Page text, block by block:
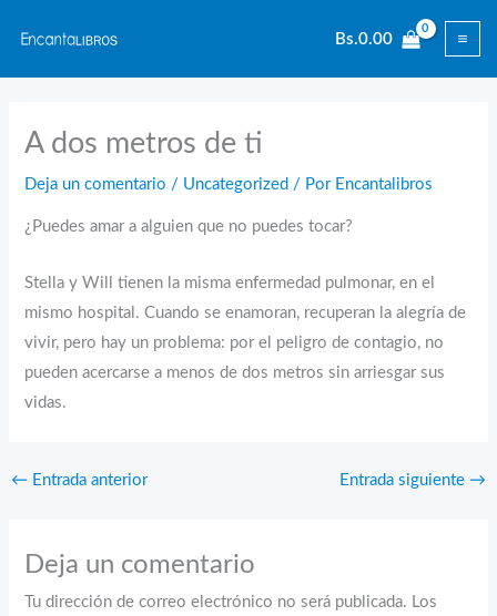
contenido
Bs.0.00
A dos metros de ti
Deja un comentario / Uncategorized / Por Encantalibros
¿Puedes amar a alguien que no puedes tocar?
Stella y Will tienen la misma enfermedad pulmonar, en el
mismo hospital. Cuando se enamoran, recuperan la alegría de
vivir, pero hay un problema: por el peligro de contagio, no
pueden acercarse a menos de dos metros sin arriesgar sus
vidas.
← Entrada anterior Entrada siguiente →
Deja un comentario
Tu dirección de correo electrónico no será publicada. Los